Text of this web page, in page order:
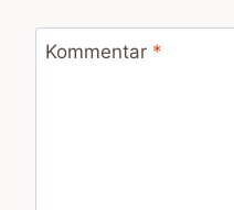
Kommentar *